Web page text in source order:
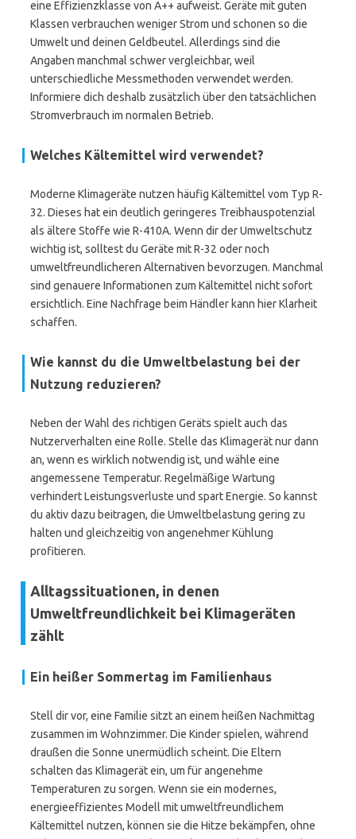
eine Effizienzklasse von A++ aufweist. Geräte mit guten
Klassen verbrauchen weniger Strom und schonen so die
Umwelt und deinen Geldbeutel. Allerdings sind die
Angaben manchmal schwer vergleichbar, weil
unterschiedliche Messmethoden verwendet werden.
Informiere dich deshalb zusätzlich über den tatsächlichen
Stromverbrauch im normalen Betrieb.
Welches Kältemittel wird verwendet?
Moderne Klimageräte nutzen häufig Kältemittel vom Typ R-
32. Dieses hat ein deutlich geringeres Treibhauspotenzial
als ältere Stoffe wie R-410A. Wenn dir der Umweltschutz
wichtig ist, solltest du Geräte mit R-32 oder noch
umweltfreundlicheren Alternativen bevorzugen. Manchmal
sind genauere Informationen zum Kältemittel nicht sofort
ersichtlich. Eine Nachfrage beim Händler kann hier Klarheit
schaffen.
Wie kannst du die Umweltbelastung bei der
Nutzung reduzieren?
Neben der Wahl des richtigen Geräts spielt auch das
Nutzerverhalten eine Rolle. Stelle das Klimagerät nur dann
an, wenn es wirklich notwendig ist, und wähle eine
angemessene Temperatur. Regelmäßige Wartung
verhindert Leistungsverluste und spart Energie. So kannst
du aktiv dazu beitragen, die Umweltbelastung gering zu
halten und gleichzeitig von angenehmer Kühlung
profitieren.
Alltagssituationen, in denen
Umweltfreundlichkeit bei Klimageräten
zählt
Ein heißer Sommertag im Familienhaus
Stell dir vor, eine Familie sitzt an einem heißen Nachmittag
zusammen im Wohnzimmer. Die Kinder spielen, während
draußen die Sonne unermüdlich scheint. Die Eltern
schalten das Klimagerät ein, um für angenehme
Temperaturen zu sorgen. Wenn sie ein modernes,
energieeffizientes Modell mit umweltfreundlichem
Kältemittel nutzen, können sie die Hitze bekämpfen, ohne